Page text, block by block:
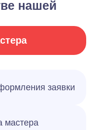
нашей
заявки
мастера